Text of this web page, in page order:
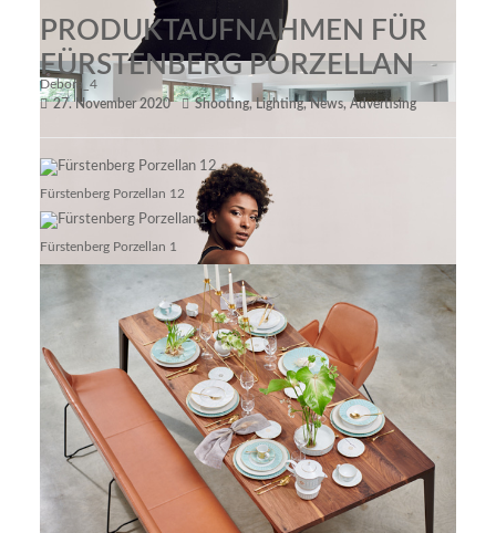
Create Berlin Showroom 6
Create Berlin Showroom 10
Debora_4
PRODUKTAUFNAHMEN FÜR
FÜRSTENBERG PORZELLAN
27. November 2020 Shooting, Lighting, News, Advertising
Fürstenberg Porzellan 12
Fürstenberg Porzellan 1